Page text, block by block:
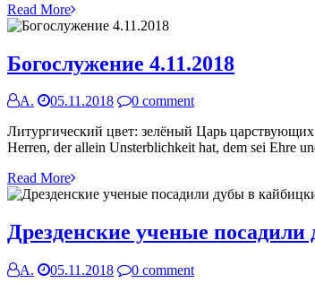
Read More
Богослужение 4.11.2018
А. 05.11.2018
0 comment
Литургический цвет: зелёный Царь
Herren, der allein Unsterblichkeit hat, dem sei Ehre
Read More
Дрезденские ученые
А. 05.11.2018
0 comment